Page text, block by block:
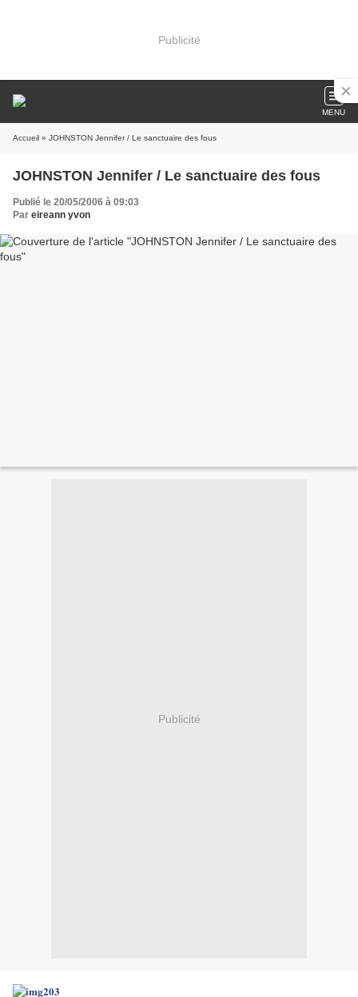
Publicité
MENU
Accueil » JOHNSTON Jennifer / Le sanctuaire des fous
JOHNSTON Jennifer / Le sanctuaire des fous
Publié le 20/05/2006 à 09:03
Par eireann yvon
Publicité